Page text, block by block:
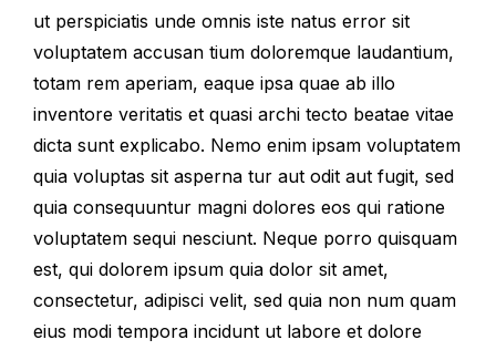
ut perspiciatis unde omnis iste natus error sit
voluptatem accusan tium doloremque laudantium,
totam rem aperiam, eaque ipsa quae ab illo
inventore veritatis et quasi archi tecto beatae vitae
dicta sunt explicabo. Nemo enim ipsam voluptatem
quia voluptas sit asperna tur aut odit aut fugit, sed
quia consequuntur magni dolores eos qui ratione
voluptatem sequi nesciunt. Neque porro quisquam
est, qui dolorem ipsum quia dolor sit amet,
consectetur, adipisci velit, sed quia non num quam
eius modi tempora incidunt ut labore et dolore